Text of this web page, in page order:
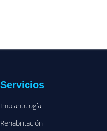
Servicios
Implantología
Rehabilitación